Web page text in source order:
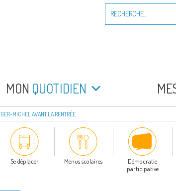
pour
MON QUOTIDIEN
MICHEL AVANT LA RENTRÉE
Se déplacer Menus scolaires
Démocratie
participative